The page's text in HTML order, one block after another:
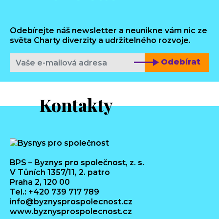
Odebírejte náš newsletter a neunikne vám nic ze
světa Charty diverzity a udržitelného rozvoje.
Odebírat
Kontakty
BPS – Byznys pro společnost, z. s.
V Tůních 1357/11, 2. patro
Praha 2, 120 00
Tel.: +420 739 717 789
info@byznysprospolecnost.cz
www.byznysprospolecnost.cz